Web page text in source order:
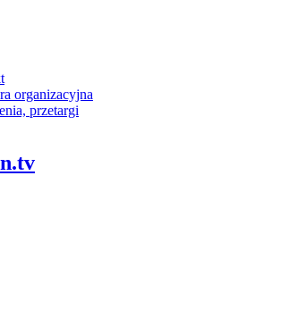
organizacyjna
przetargi